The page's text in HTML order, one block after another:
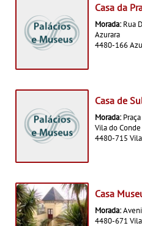
Casa da
Morada: Rua
Azurara
4480-166
Casa de
Morada:
Vila do Conde
4480-715
Casa
Morada:
4480-671